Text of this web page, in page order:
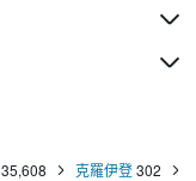
35,608 克羅伊登 302